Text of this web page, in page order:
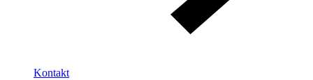
Kontakt